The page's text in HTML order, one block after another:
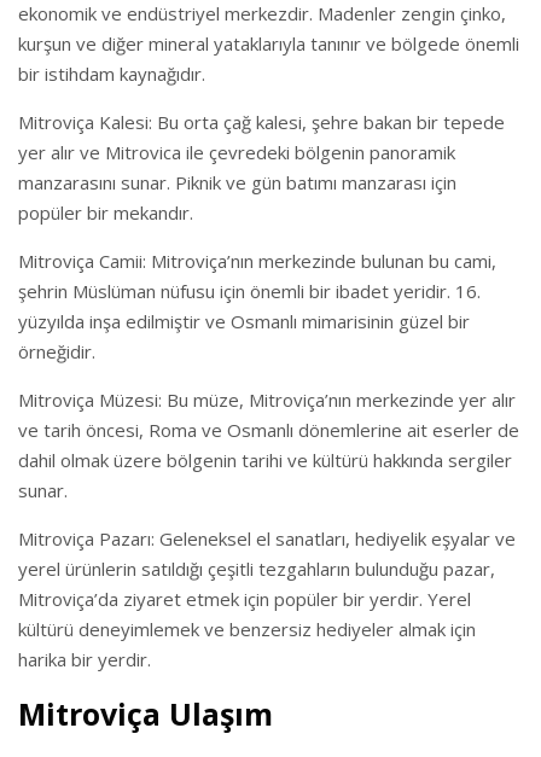
ekonomik ve endüstriyel merkezdir. Madenler zengin çinko,
kurşun ve diğer mineral yataklarıyla tanınır ve bölgede önemli
bir istihdam kaynağıdır.
Mitroviça Kalesi: Bu orta çağ kalesi, şehre bakan bir tepede
yer alır ve Mitrovica ile çevredeki bölgenin panoramik
manzarasını sunar. Piknik ve gün batımı manzarası için
popüler bir mekandır.
Mitroviça Camii: Mitroviça’nın merkezinde bulunan bu cami,
şehrin Müslüman nüfusu için önemli bir ibadet yeridir. 16.
yüzyılda inşa edilmiştir ve Osmanlı mimarisinin güzel bir
örneğidir.
Mitroviça Müzesi: Bu müze, Mitroviça’nın merkezinde yer alır
ve tarih öncesi, Roma ve Osmanlı dönemlerine ait eserler de
dahil olmak üzere bölgenin tarihi ve kültürü hakkında sergiler
sunar.
Mitroviça Pazarı: Geleneksel el sanatları, hediyelik eşyalar ve
yerel ürünlerin satıldığı çeşitli tezgahların bulunduğu pazar,
Mitroviça’da ziyaret etmek için popüler bir yerdir. Yerel
kültürü deneyimlemek ve benzersiz hediyeler almak için
harika bir yerdir.
Mitroviça Ulaşım